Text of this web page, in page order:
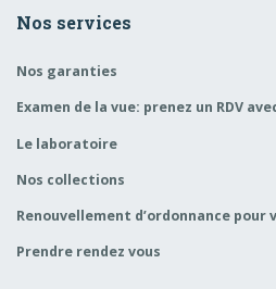
Nos services
Nos garanties
Examen de la vue: prenez un RDV
Le laboratoire
Nos collections
Renouvellement d’ordonnance pour
Prendre rendez vous